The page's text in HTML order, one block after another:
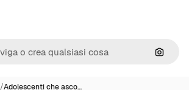
Cerca
/Adolescenti che asco…